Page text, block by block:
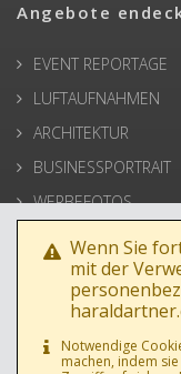
Angebote
EVENT REPORTAGE
LUFTAUFNAHMEN
ARCHITEKTUR
BUSINESSPORTRAIT
WERBEFOTOS
HOCHZEIT
PRESSE
Wenn Sie
mit der
Notwendige
machen, indem